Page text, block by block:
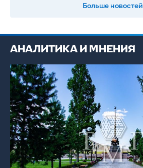
Больше новостей
АНАЛИТИКА И МНЕНИЯ